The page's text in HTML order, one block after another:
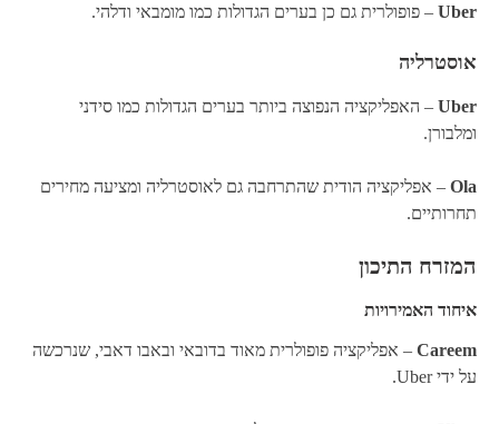
Uber – פופולרית גם כן בערים הגדולות כמו מומבאי ודלהי.
אוסטרליה
Uber – האפליקציה הנפוצה ביותר בערים הגדולות כמו סידני
ומלבורן.
Ola – אפליקציה הודית שהתרחבה גם לאוסטרליה ומציעה מחירים
תחרותיים.
המזרח התיכון
איחוד האמירויות
Careem – אפליקציה פופולרית מאוד בדובאי ובאבו דאבי, שנרכשה
על ידי Uber.